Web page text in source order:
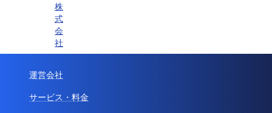
株
式
会
社
運営会社
サービス・料金